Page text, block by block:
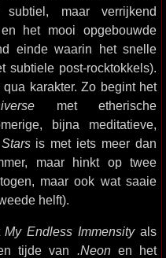
maar verrijkend
het mooi opgebouwde
einde waarin het snelle
subtiele post-rocktokkels).
karakter. Zo begint het
met etherische
bijna meditatieve,
is met iets meer dan
maar hinkt op twee
maar ook wat saaie
helft).
My Endless Immensityals
tijde van .Neonen het